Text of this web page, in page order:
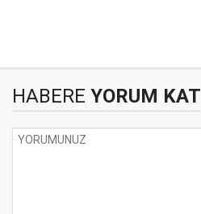
HABERE YORUM KAT